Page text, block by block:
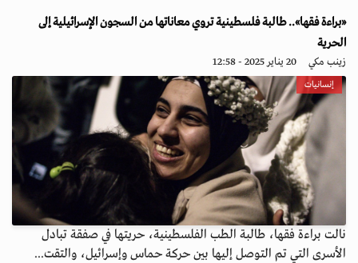
«براءة فقها».. طالبة فلسطينية تروي معاناتها من السجون الإسرائيلية إلى
الحرية
زينب مكي 20 يناير 2025 - 12:58
إنسانيات
نالت براءة فقها، طالبة الطب الفلسطينية، حريتها في صفقة تبادل
الأسرى التي تم التوصل إليها بين حركة حماس وإسرائيل، والتقت...